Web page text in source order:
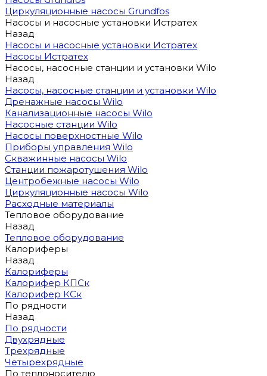
Циркуляционные насосы Grundfos
Насосы и насосные установки Истратех
Назад
Насосы и насосные установки Истратех
Насосы Истратех
Насосы, насосные станции и установки Wilo
Назад
Насосы, насосные станции и установки Wilo
Дренажные насосы Wilo
Канализационные насосы Wilo
Насосные станции Wilo
Насосы поверхностные Wilo
Приборы управления Wilo
Скважинные насосы Wilo
Станции пожаротушения Wilo
Центробежные насосы Wilo
Циркуляционные насосы Wilo
Расходные материалы
Тепловое оборудование
Назад
Тепловое оборудование
Калориферы
Назад
Калориферы
Калорифер КПСк
Калорифер КСк
По рядности
Назад
По рядности
Двухрядные
Трехрядные
Четырехрядные
По теплоносителю